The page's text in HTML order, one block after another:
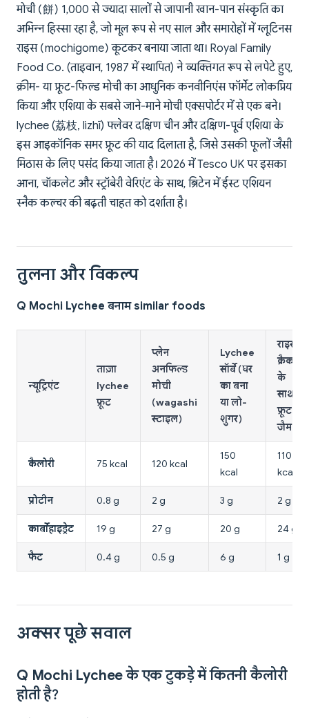
मोची (餅) 1,000 से ज्यादा सालों से जापानी खान-पान संस्कृति का
अभिन्न हिस्सा रहा है, जो मूल रूप से नए साल और समारोहों में ग्लूटिनस
राइस (mochigome) कूटकर बनाया जाता था। Royal Family
Food Co. (ताइवान, 1987 में स्थापित) ने व्यक्तिगत रूप से लपेटे हुए,
क्रीम- या फ्रूट-फिल्ड मोची का आधुनिक कनवीनिएंस फॉर्मेट लोकप्रिय
किया और एशिया के सबसे जाने-माने मोची एक्सपोर्टर में से एक बने।
lychee (荔枝, lìzhī) फ्लेवर दक्षिण चीन और दक्षिण-पूर्व एशिया के
इस आइकॉनिक समर फ्रूट की याद दिलाता है, जिसे उसकी फूलों जैसी
मिठास के लिए पसंद किया जाता है। 2026 में Tesco UK पर इसका
आना, चॉकलेट और स्ट्रॉबेरी वेरिएंट के साथ, ब्रिटेन में ईस्ट एशियन
स्नैक कल्चर की बढ़ती चाहत को दर्शाता है।
तुलना और विकल्प
Q Mochi Lychee बनाम similar foods
न्यूट्रिएंट
ताज़ा
lychee
फ्रूट
प्लेन
अनफिल्ड
मोची
(wagashi
स्टाइल)
Lychee
सॉर्बे (घर
का बना
या लो-
शुगर)
राइस
क्रैकर्स
के
साथ
फ्रूट
जैम
कैलोरी 75 kcal 120 kcal
150
kcal
110
kcal
प्रोटीन 0.8 g 2 g 3 g 2 g
कार्बोहाइड्रेट 19 g 27 g 20 g 24 g
फैट 0.4 g 0.5 g 6 g 1 g
अक्सर पूछे सवाल
Q Mochi Lychee के एक टुकड़े में कितनी कैलोरी
होती है?